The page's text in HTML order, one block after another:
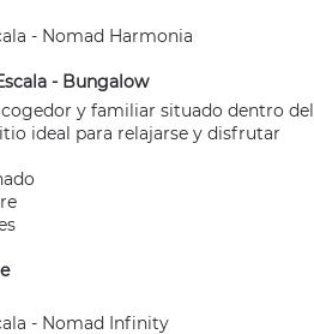
- Bungalow
y familiar situado dentro del
ideal para relajarse y disfrutar